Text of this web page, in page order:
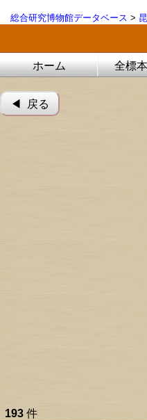
総合研究博物館データベース >
ホーム 全標
◀︎ 戻る
193 件